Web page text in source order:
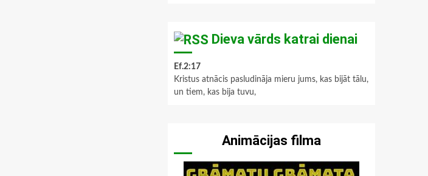
Dieva vārds katrai dienai
Ef.2:17
Kristus atnācis pasludināja mieru jums, kas bijāt tālu,
un tiem, kas bija tuvu,
Animācijas filma